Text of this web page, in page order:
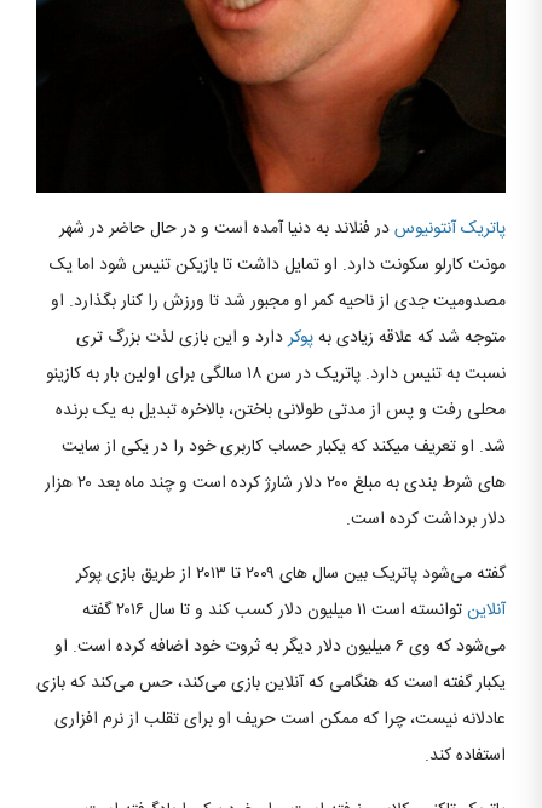
پاتریک آنتونیوسدر فنلاند به دنیا آمده است و در حال حاضر در شهر
مونت کارلو سکونت دارد. او تمایل داشت تا بازیکن تنیس شود اما یک
مصدومیت جدی از ناحیه کمر او مجبور شد تا ورزش را کنار بگذارد. او
متوجه شد که علاقه زیادی بهپوکردارد و این بازی لذت بزرگ تری
نسبت به تنیس دارد. پاتریک در سن ۱۸ سالگی برای اولین بار به کازینو
محلی رفت و پس از مدتی طولانی باختن، بالاخره تبدیل به یک برنده
شد. او تعریف میکند که یکبار حساب کاربری خود را در یکی از سایت
های شرط بندی به مبلغ ۲۰۰ دلار شارژ کرده است و چند ماه بعد ۲۰ هزار
دلار برداشت کرده است.
گفته می‌شود پاتریک بین سال های ۲۰۰۹ تا ۲۰۱۳ از طریق بازی پوکر
آنلاین
توانسته است ۱۱ میلیون دلار کسب کند و تا سال ۲۰۱۶ گفته
می‌شود که وی ۶ میلیون دلار دیگر به ثروت خود اضافه کرده است. او
یکبار گفته است که هنگامی که آنلاین بازی می‌کند، حس می‌کند که بازی
عادلانه نیست، چرا که ممکن است حریف او برای تقلب از نرم افزاری
استفاده کند.